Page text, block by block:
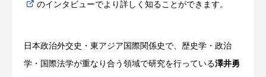
のインタビューでより詳しく知ることができます。
日本政治外交史・東アジア国際関係史で、歴史学・政治
学・国際法学が重なり合う領域で研究を行っている澤井勇